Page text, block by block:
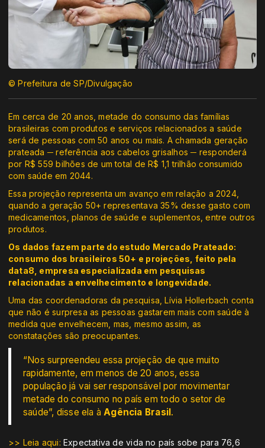
© Prefeitura de SP/Divulgação
Em cerca de 20 anos, metade do consumo das famílias
brasileiras com produtos e serviços relacionados a saúde
será de pessoas com 50 anos ou mais. A chamada geração
prateada ─ referência aos cabelos grisalhos ─ responderá
por R$ 559 bilhões de um total de R$ 1,1 trilhão consumido
com saúde em 2044.
Essa projeção representa um avanço em relação a 2024,
quando a geração 50+ representava 35% desse gasto com
medicamentos, planos de saúde e suplementos, entre outros
produtos.
Os dados fazem parte do estudo Mercado Prateado:
consumo dos brasileiros 50+ e projeções, feito pela
data8, empresa especializada em pesquisas
relacionadas a envelhecimento e longevidade.
Uma das coordenadoras da pesquisa, Lívia Hollerbach conta
que não é surpresa as pessoas gastarem mais com saúde à
medida que envelhecem, mas, mesmo assim, as
constatações são preocupantes.
“Nos surpreendeu essa projeção de que muito
rapidamente, em menos de 20 anos, essa
população já vai ser responsável por movimentar
metade do consumo no país em todo o setor de
saúde”, disse ela à Agência Brasil.
>> Leia aqui: Expectativa de vida no país sobe para 76,6